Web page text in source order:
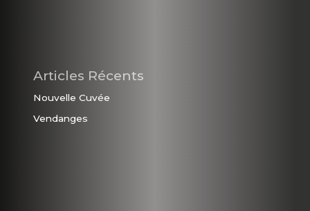
Articles Récents
Nouvelle Cuvée
Vendanges